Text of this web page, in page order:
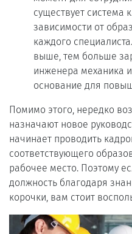
существует система
зависимости от
каждого
выше, тем больше
инженера механика
основание для
Помимо этого, нередко
назначают новое
начинает проводить
соответствующего
рабочее место. Поэтому
должность благодаря
корочки, вам стоит